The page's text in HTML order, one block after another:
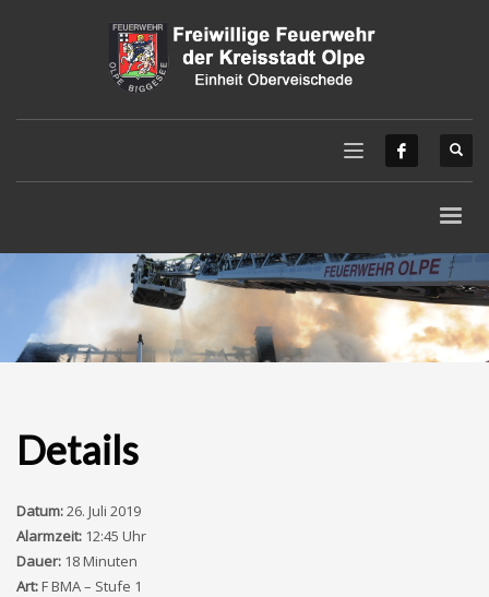
Details
Datum:26. Juli 2019
Alarmzeit: 12:45 Uhr
Dauer: 18 Minuten
Art:F BMA – Stufe 1